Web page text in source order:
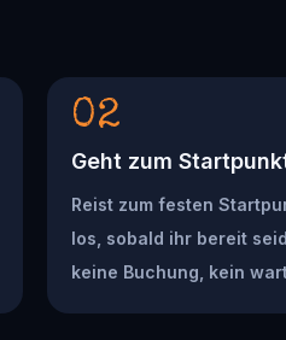
02
Geht zum
Reist zum festen
los, sobald ihr bereit
keine Buchung, kein